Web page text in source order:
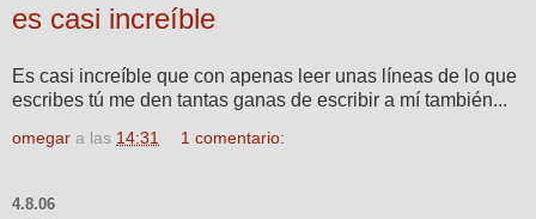
es casi increíble
Es casi increíble que con apenas leer unas líneas de lo que
escribes tú me den tantas ganas de escribir a mí también...
omegar a las 14:31 1 comentario:
4.8.06